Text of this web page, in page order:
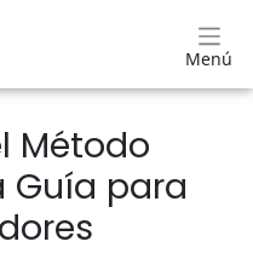
Menú
Método
Guía para